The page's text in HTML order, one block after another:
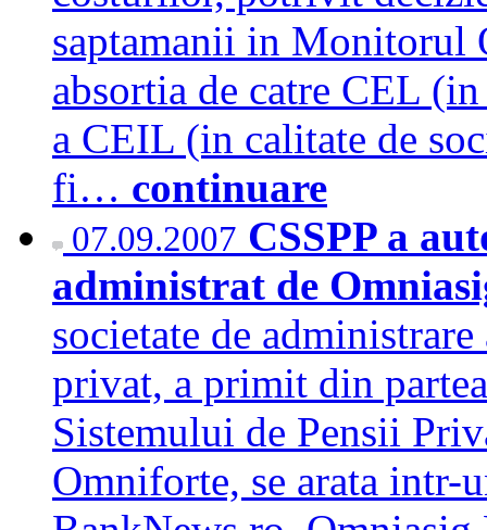
saptamanii in Monitorul
absortia de catre CEL
a CEIL (in calitate de
fi… continuare
07.09.2007 CSSPP a
administrat de
societate de
privat, a primit din
Sistemului de Pensii
Omniforte, se arata intr-